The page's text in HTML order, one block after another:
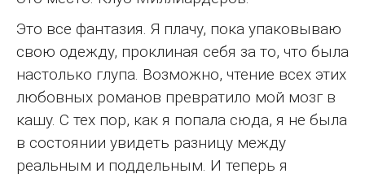
Это все фантазия. Я плачу, пока упаковываю
свою одежду, проклиная себя за то, что была
настолько глупа. Возможно, чтение всех этих
любовных романов превратило мой мозг в
кашу. С тех пор, как я попала сюда, я не была
в состоянии увидеть разницу между
реальным и поддельным. И теперь я